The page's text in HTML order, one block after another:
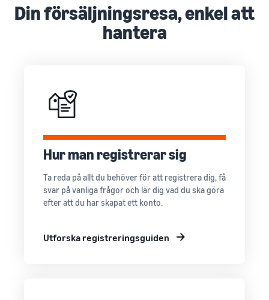
kunder över
hela världen
Mellanöstern och
Nordafrika.
Din försäljningsresa, enkel att
hantera
Hur man registrerar sig
Ta reda på allt du behöver för att registrera dig, få
svar på vanliga frågor och lär dig vad du ska göra
efter att du har skapat ett konto.
Utforska registreringsguiden